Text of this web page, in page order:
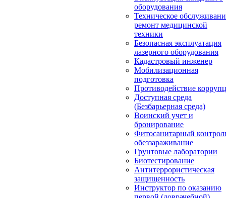
оборудования
Техническое
ремонт медицинской
техники
Безопасная эксплуатация
лазерного оборудования
Кадастровый инженер
Мобилизационная
подготовка
Противодействие
Доступная среда
(Безбарьерная среда)
Воинский учет и
бронирование
Фитосанитарный
обеззараживание
Грунтовые лаборатории
Биотестирование
Антитеррористическая
защищенность
Инструктор по оказанию